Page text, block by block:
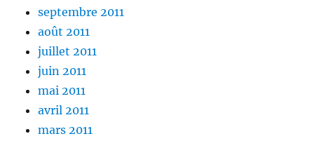
septembre 2011
août 2011
juillet 2011
juin 2011
mai 2011
avril 2011
mars 2011